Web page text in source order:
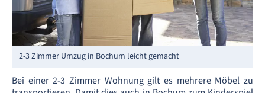
2-3 Zimmer Umzug in Bochum leicht gemacht
Bei einer 2-3 Zimmer Wohnung gilt es mehrere Möbel zu